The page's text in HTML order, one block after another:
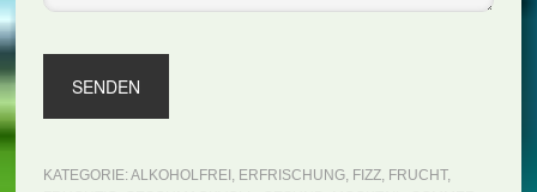
KATEGORIE: ALKOHOLFREI , ERFRISCHUNG, FIZZ, FRUCHT,